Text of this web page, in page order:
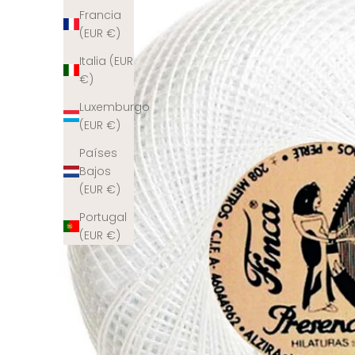
Francia
(EUR €)
Italia (EUR
€)
Luxemburgo
(EUR €)
Países
Bajos
(EUR €)
Portugal
(EUR €)